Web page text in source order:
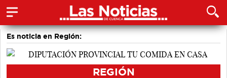
Es noticia en Región:
REGIÓN